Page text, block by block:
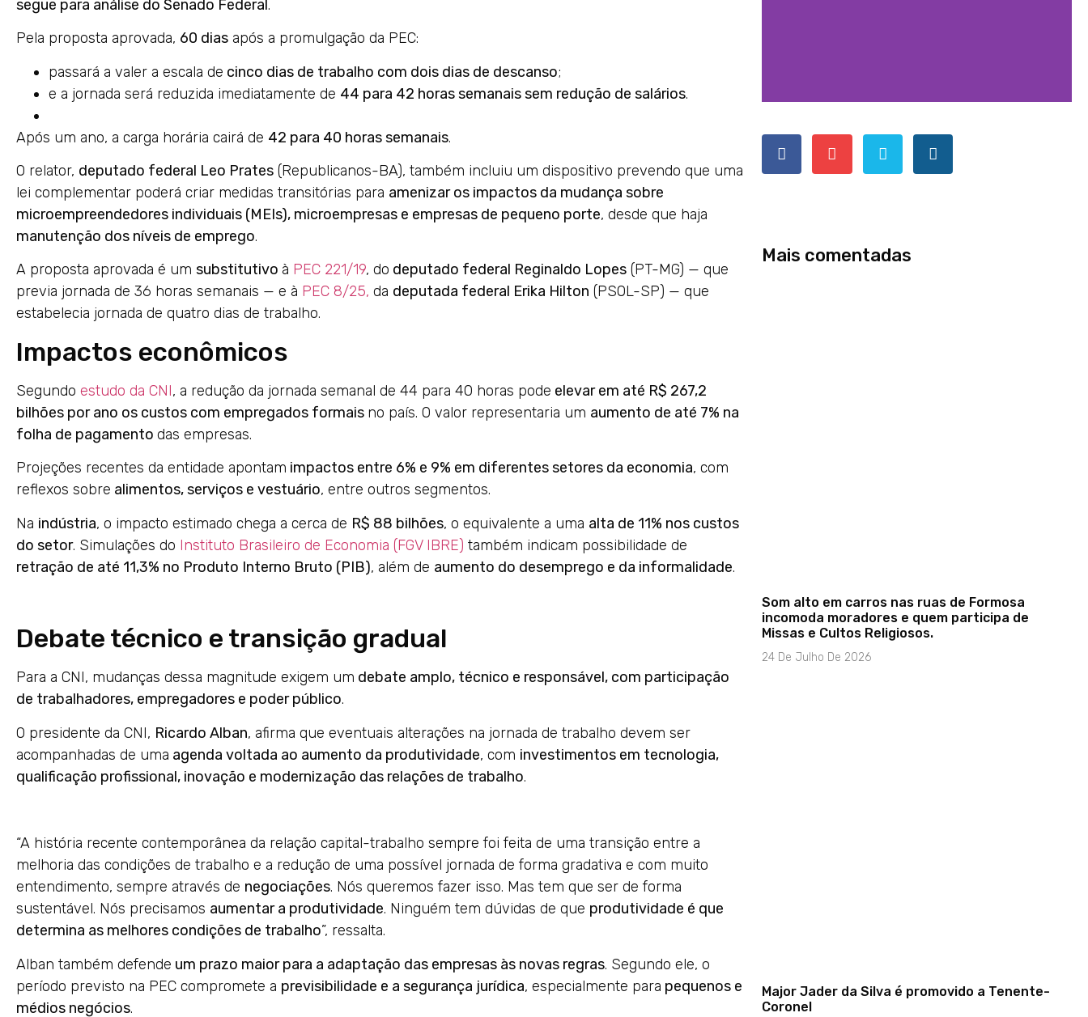
segue para análise do Senado Federal .
Pela proposta aprovada, 60 dias após a promulgação da PEC:
passará a valer a escala de cinco dias de trabalho com dois dias de descanso;
e a jornada será reduzida imediatamente de 44 para 42 horas semanais sem redução de salários.
Após um ano, a carga horária cairá de 42 para 40 horas semanais.
O relator, deputado federal Leo Prates (Republicanos-BA), também incluiu um dispositivo prevendo que uma
lei complementar poderá criar medidas transitórias para amenizar os impactos da mudança sobre
microempreendedores individuais (MEIs), microempresas e empresas de pequeno porte, desde que haja
manutenção dos níveis de emprego.
A proposta aprovada é um substitutivo à PEC 221/19, do deputado federal Reginaldo Lopes (PT-MG) — que
previa jornada de 36 horas semanais — e à PEC 8/25, da deputada federal Erika Hilton (PSOL-SP) — que
estabelecia jornada de quatro dias de trabalho.
Impactos econômicos
Segundo estudo da CNI, a redução da jornada semanal de 44 para 40 horas pode elevar em até R$ 267,2
bilhões por ano os custos com empregados formais no país. O valor representaria um aumento de até 7% na
folha de pagamento das empresas.
Projeções recentes da entidade apontam impactos entre 6% e 9% em diferentes setores da economia, com
reflexos sobre alimentos, serviços e vestuário, entre outros segmentos.
Na indústria, o impacto estimado chega a cerca de R$ 88 bilhões, o equivalente a uma alta de 11% nos custos
do setor. Simulações do Instituto Brasileiro de Economia (FGV IBRE) também indicam possibilidade de
retração de até 11,3% no Produto Interno Bruto (PIB), além de aumento do desemprego e da informalidade.
Debate técnico e transição gradual
Para a CNI, mudanças dessa magnitude exigem um debate amplo, técnico e responsável, com participação
de trabalhadores, empregadores e poder público.
O presidente da CNI, Ricardo Alban, afirma que eventuais alterações na jornada de trabalho devem ser
acompanhadas de uma agenda voltada ao aumento da produtividade, com investimentos em tecnologia,
qualificação profissional, inovação e modernização das relações de trabalho.
“A história recente contemporânea da relação capital-trabalho sempre foi feita de uma transição entre a
melhoria das condições de trabalho e a redução de uma possível jornada de forma gradativa e com muito
entendimento, sempre através de negociações. Nós queremos fazer isso. Mas tem que ser de forma
sustentável. Nós precisamos aumentar a produtividade. Ninguém tem dúvidas de que produtividade é que
determina as melhores condições de trabalho”, ressalta.
Alban também defende um prazo maior para a adaptação das empresas às novas regras. Segundo ele, o
período previsto na PEC compromete a previsibilidade e a segurança jurídica, especialmente para pequenos e
médios negócios.
Mais comentadas
Som alto em carros nas ruas de Formosa
incomoda moradores e quem participa de
Missas e Cultos Religiosos.
24 De Julho De 2026
Major Jader da Silva é promovido a Tenente-
Coronel